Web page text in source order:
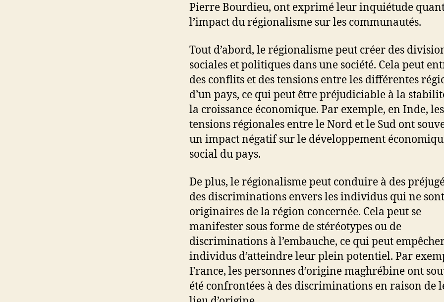
Pierre Bourdieu, ont exprimé leur inquiétude
l’impact du régionalisme sur les communautés.
Tout d’abord, le régionalisme peut créer des
sociales et politiques dans une société. Cela peut
des conflits et des tensions entre les différentes
d’un pays, ce qui peut être préjudiciable à la
la croissance économique. Par exemple, en Inde, les
tensions régionales entre le Nord et le Sud ont
un impact négatif sur le développement
social du pays.
De plus, le régionalisme peut conduire à des
des discriminations envers les individus qui ne
originaires de la région concernée. Cela peut se
manifester sous forme de stéréotypes ou de
discriminations à l’embauche, ce qui peut
individus d’atteindre leur plein potentiel. Par
France, les personnes d’origine maghrébine ont
été confrontées à des discriminations en raison de